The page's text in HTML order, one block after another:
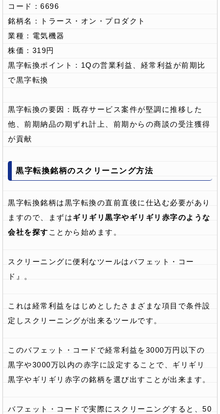
コード：6696
銘柄名：トラース・オン・プロダクト
業種：電気機器
株価：319円
黒字転換ポイント：1Qの営業利益、経常利益が前期比
で黒字転換
黒字転換の要因：既存サービス案件が堅調に推移した
他、前期納品の期ずれ計上、前期からの商談の受注獲得
が貢献
黒字転換銘柄のスクリーニング方法
黒字転換銘柄は黒字転換の直前直後に仕込む必要があり
ますので、まずはギリギリ黒字やギリギリ赤字のような
会社を探す ことから始めます。
スクリーニングに便利なツールはバフェット・コー
ド』。
これは経常利益をはじめとしたさまざまな項目で条件設
定しスクリーニングが出来るツールです。
このバフェット・コードで経常利益を3000万円以下の
黒字や3000万以内の赤字に設定することで、ギリギリ
黒字やギリギリ赤字の銘柄を選び出すことが出来ます。
バフェット・コードで実際にスクリーニングすると、50